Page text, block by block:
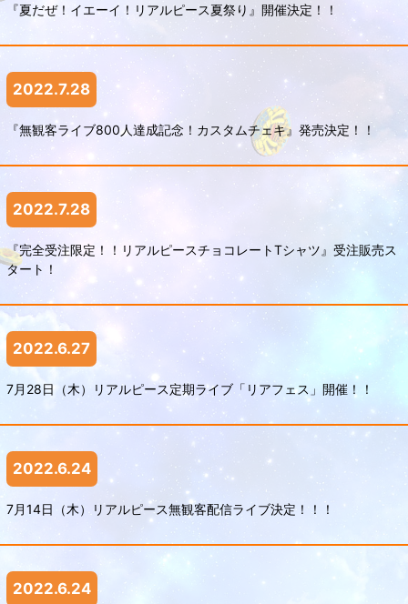
『夏だぜ！イエーイ！リアルピース夏祭り』開催決定！！
2022.7.28
『無観客ライブ800人達成記念！カスタムチェキ』発売決定！！
2022.7.28
『完全受注限定！！リアルピースチョコレートTシャツ』受注販売ス
タート！
2022.6.27
7月28日（木）リアルピース定期ライブ「リアフェス」開催！！
2022.6.24
7月14日（木）リアルピース無観客配信ライブ決定！！！
2022.6.24